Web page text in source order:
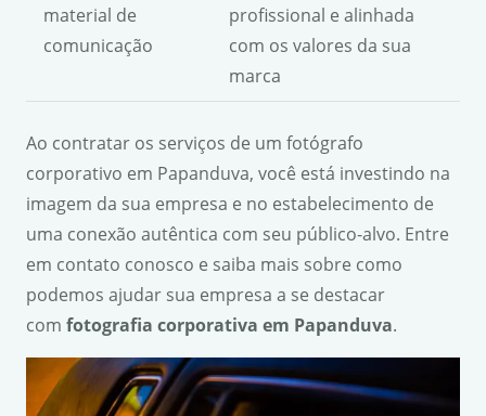
material de
comunicação
profissional e alinhada
com os valores da sua
marca
Ao contratar os serviços de um fotógrafo
corporativo em Papanduva, você está investindo na
imagem da sua empresa e no estabelecimento de
uma conexão autêntica com seu público-alvo. Entre
em contato conosco e saiba mais sobre como
podemos ajudar sua empresa a se destacar
com fotografia corporativa em Papanduva.